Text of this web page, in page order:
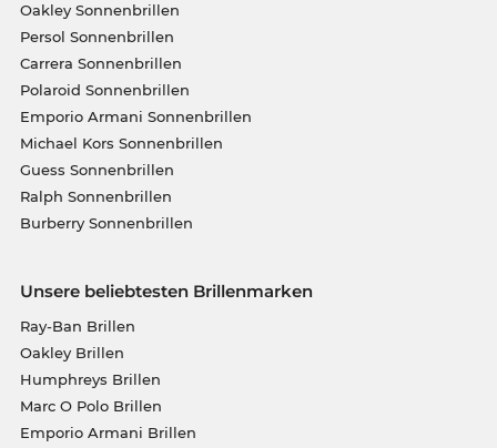
Oakley Sonnenbrillen
Persol Sonnenbrillen
Carrera Sonnenbrillen
Polaroid Sonnenbrillen
Emporio Armani Sonnenbrillen
Michael Kors Sonnenbrillen
Guess Sonnenbrillen
Ralph Sonnenbrillen
Burberry Sonnenbrillen
Unsere beliebtesten Brillenmarken
Ray-Ban Brillen
Oakley Brillen
Humphreys Brillen
Marc O Polo Brillen
Emporio Armani Brillen